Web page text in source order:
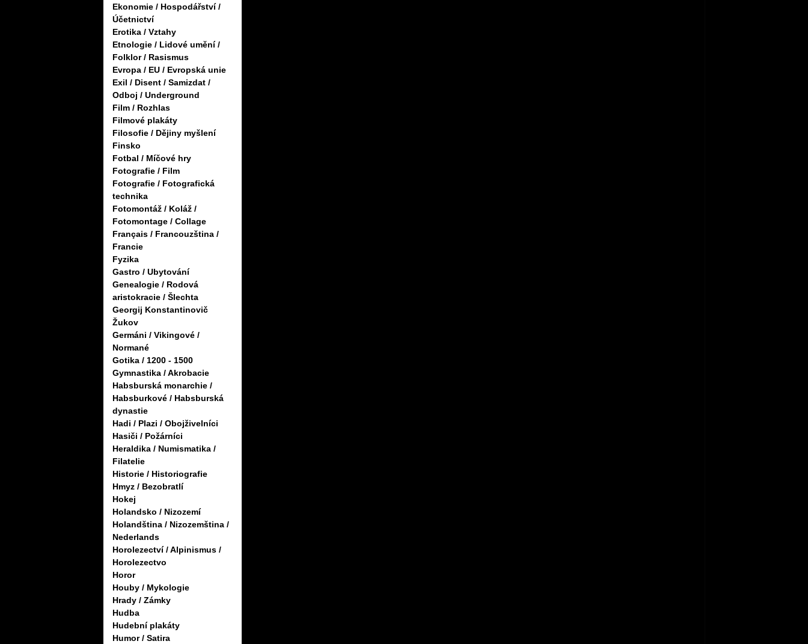
Ekonomie / Hospodářství /
Účetnictví
Erotika / Vztahy
Etnologie / Lidové umění /
Folklor / Rasismus
Evropa / EU / Evropská unie
Exil / Disent / Samizdat /
Odboj / Underground
Film / Rozhlas
Filmové plakáty
Filosofie / Dějiny myšlení
Finsko
Fotbal / Míčové hry
Fotografie / Film
Fotografie / Fotografická
technika
Fotomontáž / Koláž /
Fotomontage / Collage
Français / Francouzština /
Francie
Fyzika
Gastro / Ubytování
Genealogie / Rodová
aristokracie / Šlechta
Georgij Konstantinovič
Žukov
Germáni / Vikingové /
Normané
Gotika / 1200 - 1500
Gymnastika / Akrobacie
Habsburská monarchie /
Habsburkové / Habsburská
dynastie
Hadi / Plazi / Obojživelníci
Hasiči / Požárníci
Heraldika / Numismatika /
Filatelie
Historie / Historiografie
Hmyz / Bezobratlí
Hokej
Holandsko / Nizozemí
Holandština / Nizozemština /
Nederlands
Horolezectví / Alpinismus /
Horolezectvo
Horor
Houby / Mykologie
Hrady / Zámky
Hudba
Hudební plakáty
Humor / Satira